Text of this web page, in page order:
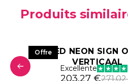
Produits
€.
€.
OffreLED NEON SIGN
VERTICAAL
Excellente
271,02
Le prix initial
203,27 €
Le prix actuel